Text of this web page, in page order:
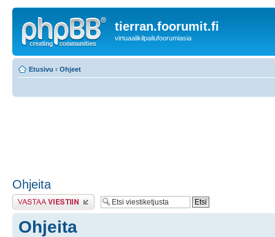
tierran.foorumit.fi
virtuaalikilpailufoorumiasia
Etusivu ‹ Ohjeet
Ohjeita
Lähetä vastaus
Ohjeita